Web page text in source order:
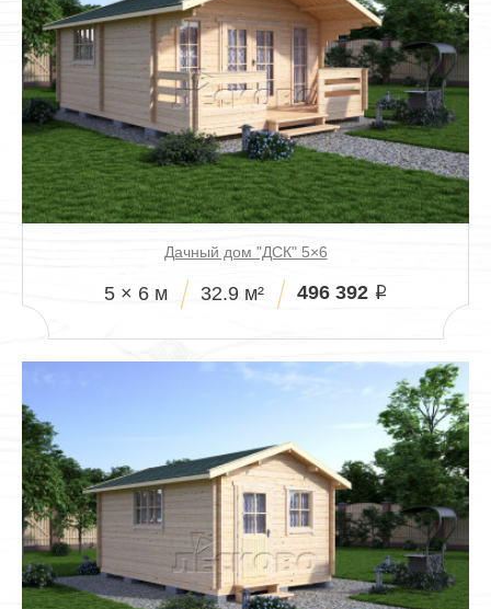
Дачный дом "ДСК" 5×6
5 × 6 м 32.9 м² 496 392 i